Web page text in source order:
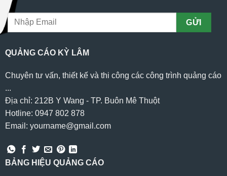
QUẢNG CÁO KỲ LÂM
Chuyên tư vấn, thiết kế và thi công các công trình quảng cáo
...
Địa chỉ: 212B Y Wang - TP. Buôn Mê Thuột
Hotline: 0947 802 878
Email: yourname@gmail.com
BẢNG HIỆU QUẢNG CÁO